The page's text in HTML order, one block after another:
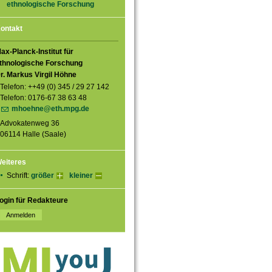
ethnologische Forschung
Planck-Institut für
Forschung
Markus Virgil Höhne
Telefon: ++49 (0) 345 / 29 27 142
Telefon: 0176-67 38 63 48
mhoehne@eth.mpg.de
Advokatenweg 36
06114 Halle (Saale)
Schrift: größer kleiner
für Redakteure